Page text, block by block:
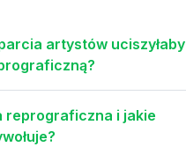
artystów uciszyłaby
reprograficzna i jakie